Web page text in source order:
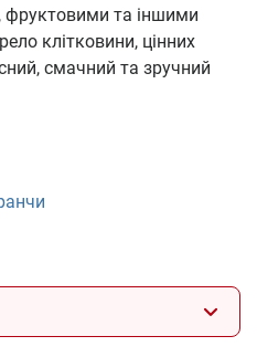
фруктовими та іншими
клітковини, цінних
смачний та зручний